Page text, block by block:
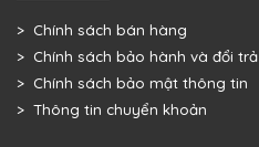
> Chính sách bán hàng
> Chính sách bảo hành và đổi trả
> Chính sách bảo mật thông tin
> Thông tin chuyển khoản